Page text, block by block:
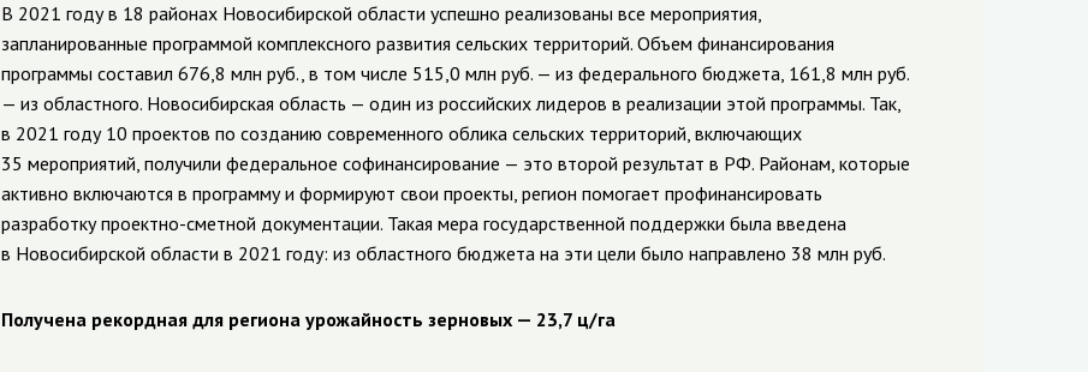
В 2021 году в 18 районах Новосибирской области успешно реализованы все мероприятия,
запланированные программой комплексного развития сельских территорий. Объем финансирования
программы составил 676,8 млн руб., в том числе 515,0 млн руб. — из федерального бюджета, 161,8 млн руб.
— из областного. Новосибирская область — один из российских лидеров в реализации этой программы. Так,
в 2021 году 10 проектов по созданию современного облика сельских территорий, включающих
35 мероприятий, получили федеральное софинансирование — это второй результат в РФ. Районам, которые
активно включаются в программу и формируют свои проекты, регион помогает профинансировать
разработку проектно-сметной документации. Такая мера государственной поддержки была введена
в Новосибирской области в 2021 году: из областного бюджета на эти цели было направлено 38 млн руб.
Получена рекордная для региона урожайность зерновых — 23,7 ц/га